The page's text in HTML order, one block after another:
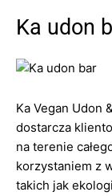
Ka udon
Ka Vegan Udon
dostarcza
na terenie
korzystaniem z
takich jak